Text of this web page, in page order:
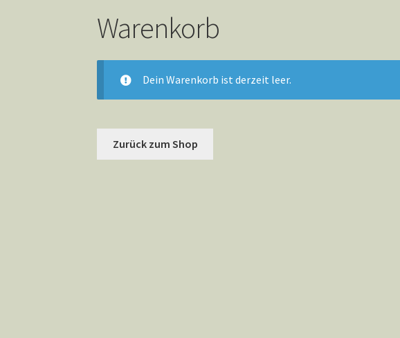
Warenkorb
Dein Warenkorb ist derzeit leer.
Zurück zum Shop